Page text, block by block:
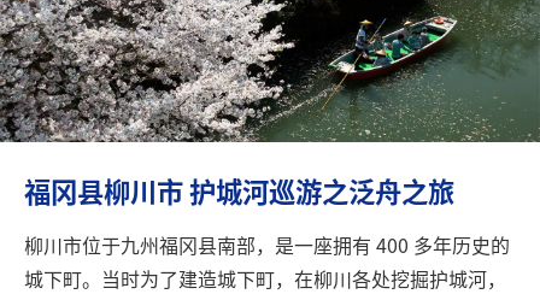
旅行信息
关闭
福冈县柳川市 护城河巡游之泛舟之旅
柳川市位于九州福冈县南部，是一座拥有 400 多年历史的
城下町。当时为了建造城下町，在柳川各处挖掘护城河，